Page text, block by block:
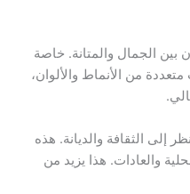
بين الجمال والمتانة. خاصة
من الأنماط والألوان،
إلى الثقافة والديانة. هذه
والعادات. هذا يزيد من